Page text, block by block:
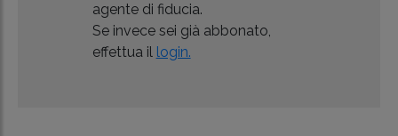
agente di fiducia.
Se invece sei già abbonato,
effettua il login.